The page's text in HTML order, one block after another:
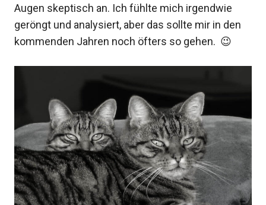
Augen skeptisch an. Ich fühlte mich irgendwie
geröngt und analysiert, aber das sollte mir in den
kommenden Jahren noch öfters so gehen. 😉